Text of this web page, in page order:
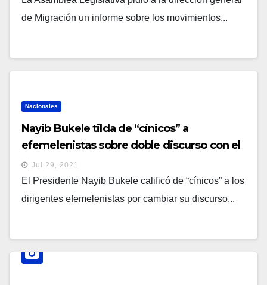
de Migración un informe sobre los movimientos...
Nacionales
Nayib Bukele tilda de “cínicos” a
efemelenistas sobre doble discurso con el
tema de recibir dinero extra desde Casa
Presidencial
Jul 29, 2021
El Presidente Nayib Bukele calificó de “cínicos” a los
dirigentes efemelenistas por cambiar su discurso...